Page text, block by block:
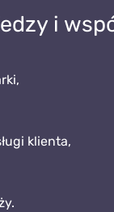
i
klienta,